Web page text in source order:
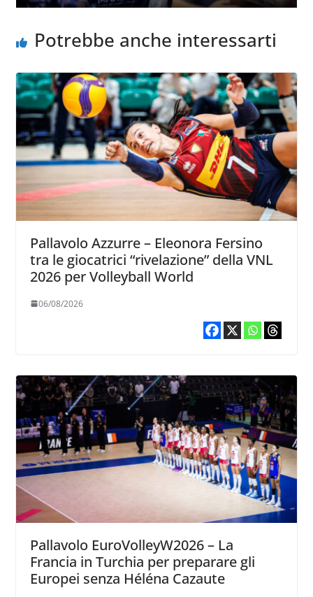
Potrebbe anche interessarti
Pallavolo Azzurre – Eleonora Fersino
tra le giocatrici “rivelazione” della VNL
2026 per Volleyball World
06/08/2026
Pallavolo EuroVolleyW2026 – La
Francia in Turchia per preparare gli
Europei senza Héléna Cazaute